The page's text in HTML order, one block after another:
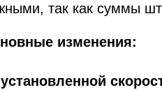
так как суммы
изменения: